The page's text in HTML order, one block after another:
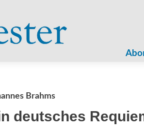
Brahms
deutsches